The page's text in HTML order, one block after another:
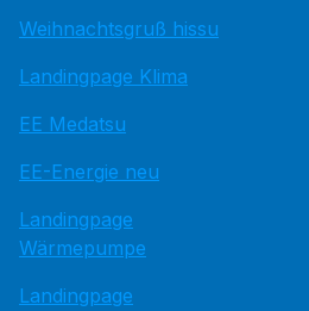
Weihnachtsgruß hissu
Landingpage Klima
EE Medatsu
EE-Energie neu
Landingpage
Wärmepumpe
Landingpage